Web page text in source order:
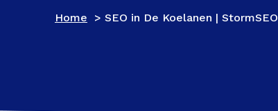
Home > SEO in De Koelanen | StormSEO